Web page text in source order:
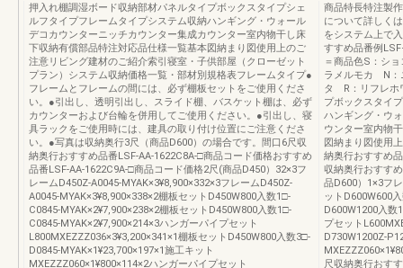
押入れ棚調湿ボード収納部材パネルタイプボックスタイプシェ
ルフタイプフレームタイプシステム収納ハンギング・ウォール
デコカウンターニッチカウンター集成カウンター室内物干し床
下収納有償部品特注対応品仕様一覧基本図納まり図使用上のご
注意リビング建材のご紹介索引寝室・子供部屋（クローゼット
プラン）システム収納価格一覧・部材別規格表フレームタイプ●
フレームとフレームの間には、必ず棚板セットをご使用くださ
い。●引出し、透明引出し、スライド棚、バスケット棚は、必ず
カウンターおよび台輪を併用してご使用ください。●引出し、寝
具ラックをご使用時には、建具の取り付け位置にご注意くださ
い。●写真は収納奥行3尺（商品D600）の場合です。間口6尺収
納奥行おすすめ品番LSF-AA-1622C8A-□商品コード価格おすすめ
品番LSF-AA-1622C9A-□商品コード価格2尺(商品D450）32×3フ
レームD450Z-A0045-MYAK×3¥8,900×332×3フレームD450Z-
A0045-MYAK×3¥8,900×338×2棚板セットD450W800入数1□-
C0845-MYAK×2¥7,900×238×2棚板セットD450W800入数1□-
C0845-MYAK×2¥7,900×214×3ハンガーパイプセット
L800MXEZZZ036×3¥3,200×341×1棚板セットD450W800入数3□-
D0845-MYAK×1¥23,700×197×1施工キット
MXEZZZ060×1¥800×114×2ハンガーパイプセット
商品特長特注製
について詳しく
をシステム上で
すすめ品番例
＝商品色S：シ
ラメルモカ N
タ R：リフレホ
プボックスタイ
ハンギング・ウ
ウンター室内物
図納まり図使用
納奥行おすすめ
収納奥行おすす
品D600）1×3フ
ットD600W600
D600W1200入数
プセット
D730W1200Z-
尺収納奥行おす